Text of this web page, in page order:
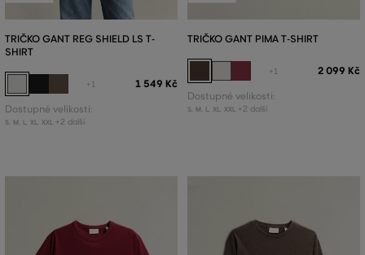
TRIČKO GANT REG SHIELD LS T-
SHIRT
+1 1 549 Kč
Dostupné velikosti:
S, M L XL XXL +2 další
TRIČKO GANT PIMA T-SHIRT
+1 2 099 Kč
Dostupné velikosti:
S, M L XL XXL +2 další